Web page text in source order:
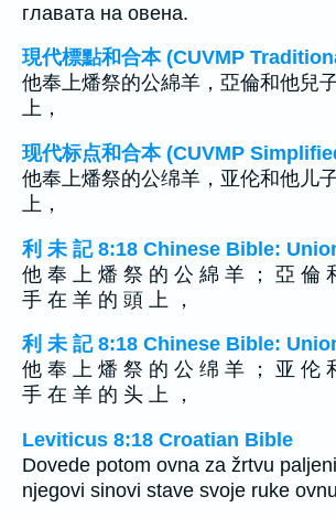
главата на овена.
現代標點和合本 (CUVMP
他奉上燔祭的公綿羊，亞倫和他兒
上，
现代标点和合本 (CUVMP
他奉上燔祭的公绵羊，亚伦和他儿
上，
利 未 記 8:18 Chinese Bible:
他 奉 上 燔 祭 的 公 綿 羊 ； 亞 倫
手 在 羊 的 頭 上 ，
利 未 記 8:18 Chinese Bible:
他 奉 上 燔 祭 的 公 绵 羊 ； 亚 伦
手 在 羊 的 头 上 ，
Leviticus 8:18 Croatian Bible
Dovede potom ovna za žrtvu
njegovi sinovi stave svoje ruke